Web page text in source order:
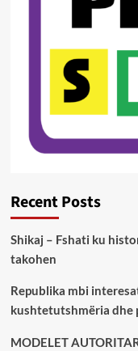
Recent Posts
Shikaj – Fshati ku
takohen
Republika mbi
kushtetutshmëria dhe
MODELET